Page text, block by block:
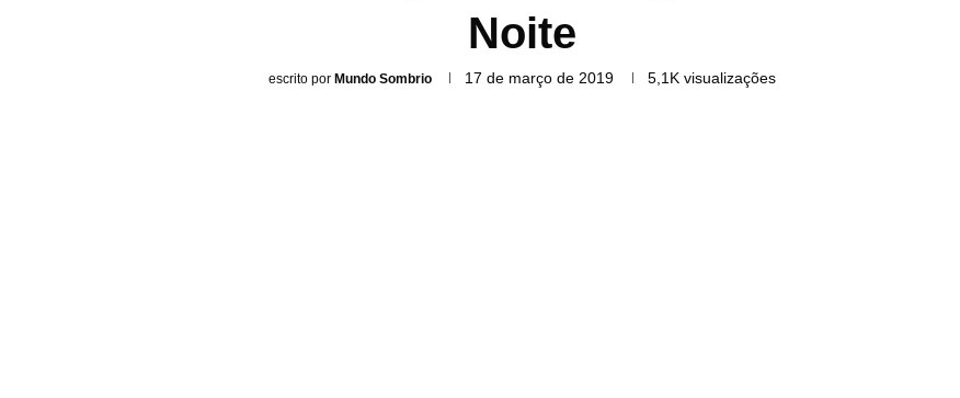
Noite
escrito por Mundo Sombrio 17 de março de 2019 5,1K visualizações